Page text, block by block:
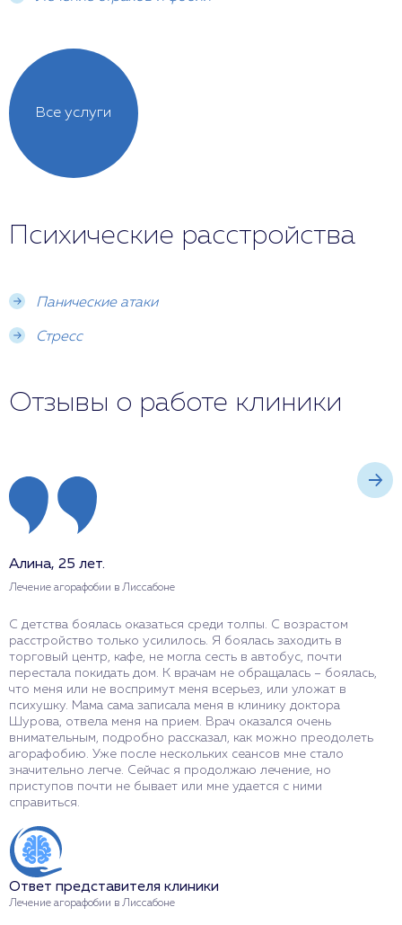
Все услуги
Психические расстройства
Панические атаки
Стресс
Отзывы о работе клиники
Алина, 25 лет.
Лечение агорафобии в Лиссабоне
С детства боялась оказаться среди толпы. С возрастом
расстройство только усилилось. Я боялась заходить в
торговый центр, кафе, не могла сесть в автобус, почти
перестала покидать дом. К врачам не обращалась – боялась,
что меня или не воспримут меня всерьез, или уложат в
психушку. Мама сама записала меня в клинику доктора
Шурова, отвела меня на прием. Врач оказался очень
внимательным, подробно рассказал, как можно преодолеть
агорафобию. Уже после нескольких сеансов мне стало
значительно легче. Сейчас я продолжаю лечение, но
приступов почти не бывает или мне удается с ними
справиться.
Ответ представителя клиники
Лечение агорафобии в Лиссабоне